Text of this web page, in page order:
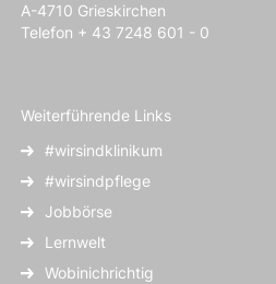
A-4710 Grieskirchen
Telefon + 43 7248 601 - 0
Weiterführende Links
#wirsindklinikum
#wirsindpflege
Jobbörse
Lernwelt
Wobinichrichtig